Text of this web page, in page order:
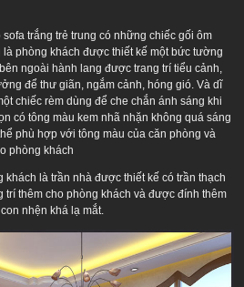
trắng trẻ trung có những chiếc gối ôm
phòng khách được thiết kế một bức tường
ngoài hành lang được trang trí tiểu cảnh,
để thư giãn, ngắm cảnh, hóng gió. Và dĩ
chiếc rèm dùng để che chắn ánh sáng khi
có tông màu kem nhã nhặn không quá sáng
phù hợp với tông màu của căn phòng và
phòng khách
khách là trần nhà được thiết kế có trần thạch
trí thêm cho phòng khách và được đính thêm
nhện khá lạ mắt.